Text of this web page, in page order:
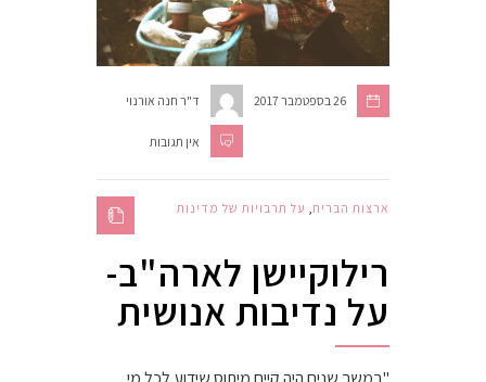
ד"ר חנה אורנוי 26 בספטמבר 2017
אין תגובות
ארצות הברית על תרבויות של מדינות
רילוקיישן לארה"ב-
על נדיבות אנושית